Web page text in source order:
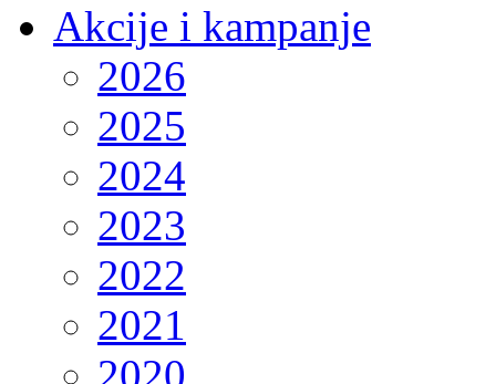
Akcije i kampanje
2026
2025
2024
2023
2022
2021
2020